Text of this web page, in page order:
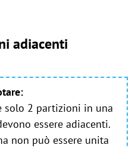
adiacenti
solo 2 partizioni in una
essere adiacenti.
non può essere unita